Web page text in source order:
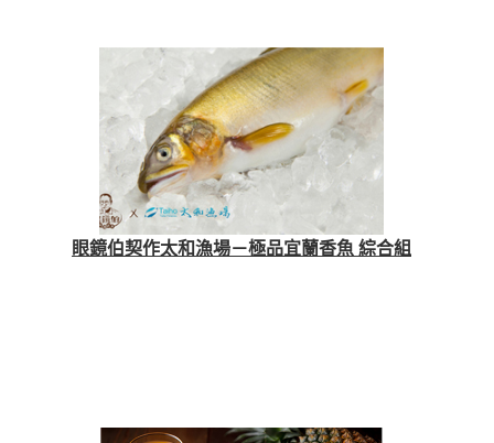
眼鏡伯契作太和漁場－極品宜蘭香魚 綜合組